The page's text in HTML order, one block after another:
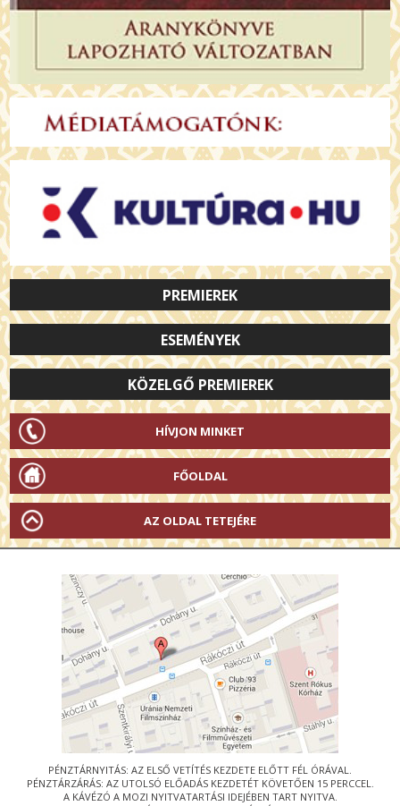
PREMIEREK
ESEMÉNYEK
KÖZELGŐ PREMIEREK
HÍVJON MINKET
FŐOLDAL
AZ OLDAL TETEJÉRE
PÉNZTÁRNYITÁS: AZ ELSŐ VETÍTÉS KEZDETE ELŐTT FÉL ÓRÁVAL.
PÉNZTÁRZÁRÁS: AZ UTOLSÓ ELŐADÁS KEZDETÉT KÖVETŐEN 15 PERCCEL.
A KÁVÉZÓ A MOZI NYITVATARTÁSI IDEJÉBEN TART NYITVA.